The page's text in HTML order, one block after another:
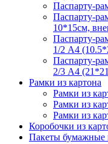
Паспарту-
Паспарту-
10*15см,
Паспарту-
1/2 А4
Паспарту-
2/3 А4
Рамки из картона
Рамки из
Рамки из
Рамки из
Коробочки из
Пакеты бумажные